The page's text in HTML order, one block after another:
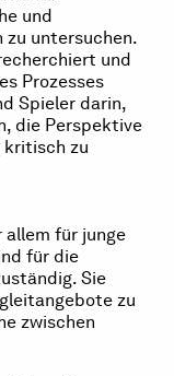
und
zu untersuchen.
und
Prozesses
Spieler darin,
die Perspektive
kritisch zu
für junge
für die
Sie
zu
zwischen